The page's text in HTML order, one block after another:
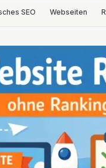
SEO Webseiten